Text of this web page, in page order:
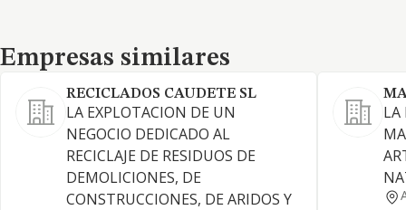
Empresas similares
Empresas similares
RECICLADOS CAUDETE SL
LA EXPLOTACION DE UN
NEGOCIO DEDICADO AL
RECICLAJE DE RESIDUOS DE
DEMOLICIONES, DE
CONSTRUCCIONES, DE ARIDOS Y
LA